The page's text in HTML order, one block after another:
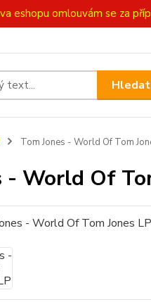
eshopu omlouvám se za
Hledat
Tom Jones - World Of Tom
- World Of